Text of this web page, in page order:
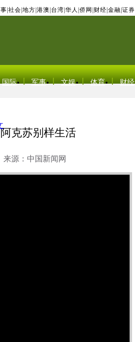
社会 地方 港澳 台湾 华人 侨网 财经 金融 证券
国际 军事 文娱 体育 财经
克苏别样生活
来源：中国新闻网